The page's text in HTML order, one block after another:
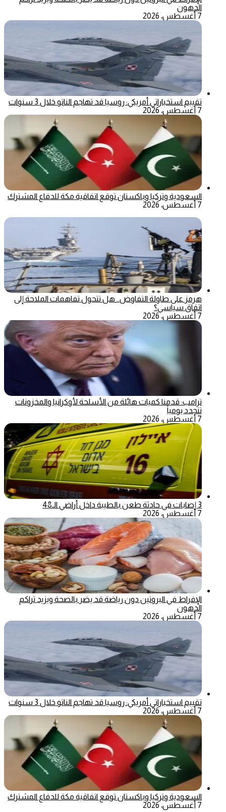
الدهون
7 أغسطس، 2026
تقييم استخباراتي أمريكي: روسيا قد تهاجم الناتو خلال 3 سنوات
7 أغسطس، 2026
السعودية وتركيا وباكستان توقع اتفاقية مكة للدفاع المشترك
7 أغسطس، 2026
هرمز على طاولة التفاوض.. هل تتحول تفاهمات الملاحة إلى
اتفاق سياسي؟
7 أغسطس، 2026
ترامب: قدمنا كميات هائلة من الأسلحة لأوكرانيا والمخزونات
تتجدد يومياً
7 أغسطس، 2026
3 إصابات في حادثة طعن بالطيبة داخل أراضي الـ48
7 أغسطس، 2026
الإفراط في البروتين دون رياضة قد يضر بالصحة ويزيد تراكم
الدهون
7 أغسطس، 2026
تقييم استخباراتي أمريكي: روسيا قد تهاجم الناتو خلال 3 سنوات
7 أغسطس، 2026
السعودية وتركيا وباكستان توقع اتفاقية مكة للدفاع المشترك
7 أغسطس، 2026